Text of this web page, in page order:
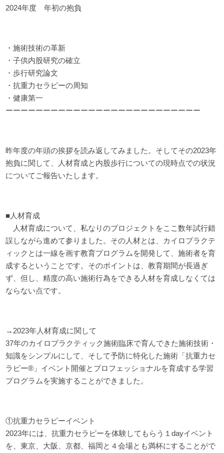
2024年度 年初の抱負
・施術技術の革新
・子供内股研究の確立
・歩行研究論文
・抗重力セラピーの周知
・健康第一
ーーーーーーーーーーーーーーーーーーーーーーーーーー
昨年度の年頭の挨拶を読み返してみました。そしてその2023年
抱負に関して、人材育成と内股歩行についての現時点での状況
についてご報告いたします。
■人材育成
人材育成について、私なりのプロジェクトをここ数年試行錯
誤しながら進めて参りました。その人材とは、カイロプラクテ
ィックとは一線を画す教育プログラムを開発して、施術者を育
成するということです。そのポイントは、教育期間が長過ぎ
ず、但し、精度の高い施術行為をできる人材を育成しなくては
ならない点です。
→2023年人材育成に関して
37年のカイロプラクティック施術臨床で育んできた施術技術・
知識をシンプルにして、そして予防に特化した施術「抗重力セ
ラピー®︎」イベント開催とプロフェッショナルを育成する学習
プログラムを実施することができました。
①抗重力セラピーイベント
2023年には、抗重力セラピーを体験してもらう１dayイベント
を、東京、大阪、京都、福岡と４会場とも満杯にすることがで